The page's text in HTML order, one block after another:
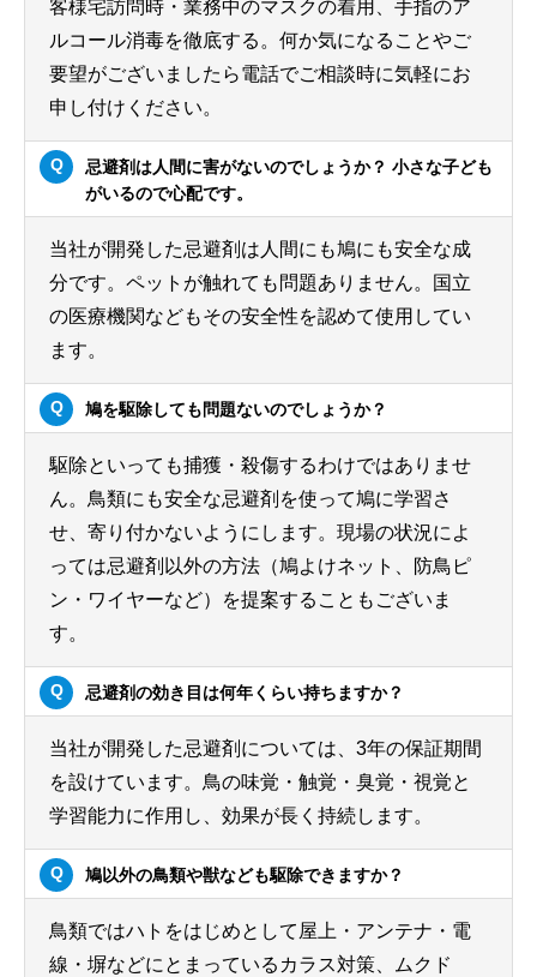
客様宅訪問時・業務中のマスクの着用、手指のア
ルコール消毒を徹底する。何か気になることやご
要望がございましたら電話でご相談時に気軽にお
申し付けください。
忌避剤は人間に害がないのでしょうか？ 小さな子ども
がいるので心配です。
当社が開発した忌避剤は人間にも鳩にも安全な成
分です。ペットが触れても問題ありません。国立
の医療機関などもその安全性を認めて使用してい
ます。
鳩を駆除しても問題ないのでしょうか？
駆除といっても捕獲・殺傷するわけではありませ
ん。鳥類にも安全な忌避剤を使って鳩に学習さ
せ、寄り付かないようにします。現場の状況によ
っては忌避剤以外の方法（鳩よけネット、防鳥ピ
ン・ワイヤーなど）を提案することもございま
す。
忌避剤の効き目は何年くらい持ちますか？
当社が開発した忌避剤については、3年の保証期間
を設けています。鳥の味覚・触覚・臭覚・視覚と
学習能力に作用し、効果が長く持続します。
鳩以外の鳥類や獣なども駆除できますか？
鳥類ではハトをはじめとして屋上・アンテナ・電
線・塀などにとまっているカラス対策、ムクド